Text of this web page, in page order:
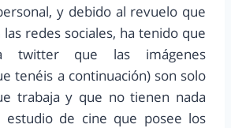
y debido al revuelo que
redes sociales, ha tenido que
twitter que las imágenes
tenéis a continuación) son solo
trabaja y que no tienen nada
de cine que posee los